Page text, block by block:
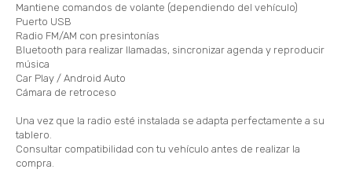
Mantiene comandos de volante (dependiendo del vehículo)
Puerto USB
Radio FM/AM con presintonías
Bluetooth para realizar llamadas, sincronizar agenda y reproducir
música
Car Play / Android Auto
Cámara de retroceso
Una vez que la radio esté instalada se adapta perfectamente a su
tablero.
Consultar compatibilidad con tu vehículo antes de realizar la
compra.